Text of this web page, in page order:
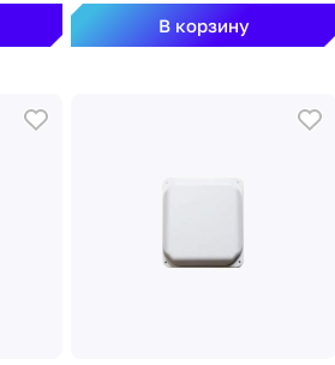
В корзину